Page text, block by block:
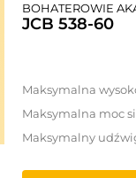
BOHATEROWIE
JCB 538-60
Maksymalna
Maksymalna moc
Maksymalny